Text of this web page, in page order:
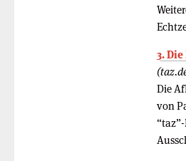
3.
Die
von